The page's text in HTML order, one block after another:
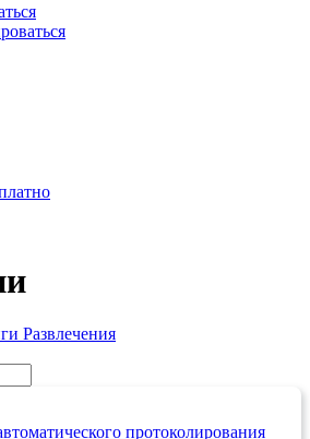
Развлечения
протоколирования